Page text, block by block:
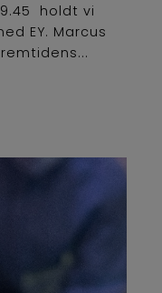
holdt vi
EY. Marcus